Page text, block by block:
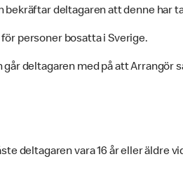
bekräftar deltagaren att denne har
personer bosatta i Sverige.
deltagaren med på att Arrangör
deltagaren vara 16 år eller äldre